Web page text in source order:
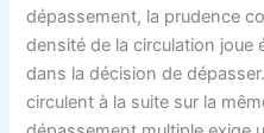
dépassement, la prudence
densité de la circulation joue
dans la décision de
circulent à la suite sur la